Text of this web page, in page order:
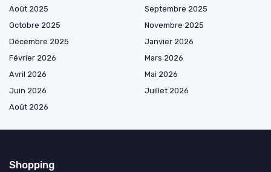
Août 2025
Septembre 2025
Octobre 2025
Novembre 2025
Décembre 2025
Janvier 2026
Février 2026
Mars 2026
Avril 2026
Mai 2026
Juin 2026
Juillet 2026
Août 2026
Shopping